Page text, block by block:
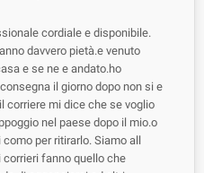
cordiale e disponibile.
davvero pietà.e venuto
e se ne e andato.ho
il giorno dopo non si e
corriere mi dice che se voglio
nel paese dopo il mio.o
per ritirarlo. Siamo all
fanno quello che